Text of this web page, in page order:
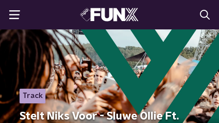
Track
Stelt Niks Voor - Sluwe Ollie Ft.